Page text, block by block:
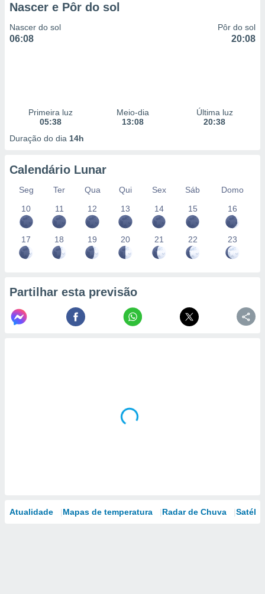
Nascer e Pôr do sol
Nascer do sol
06:08
Pôr do sol
20:08
Primeira luz
05:38
Meio-dia
13:08
Última luz
20:38
Duração do dia 14h
Calendário Lunar
Seg Ter Qua Qui Sex Sáb
Domo
10
11 12 13 14 15 16
17 18 19 20 21 22 23
Partilhar esta previsão
Atualidade Mapas de temperatura Radar de Chuva